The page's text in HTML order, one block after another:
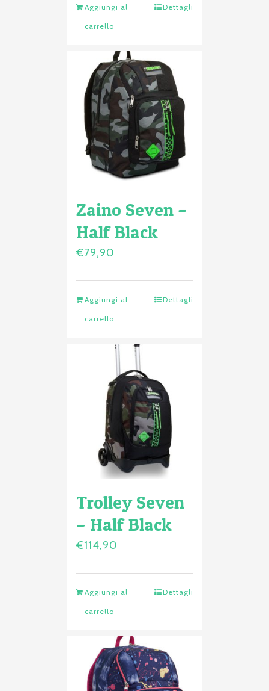
Aggiungi al
carrello
Dettagli
Zaino Seven –
Half Black
€79,90
Aggiungi al
carrello
Dettagli
Trolley Seven
– Half Black
€114,90
Aggiungi al
carrello
Dettagli